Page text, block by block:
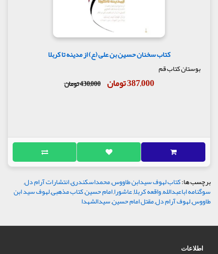
کتاب سخنان حسین بن علی (ع) از مدینه تا کربلا
بوستان کتاب قم
387,000 تومان 430,000 تومان
برچسب ها:کتاب لهوف سیدابن طاووس,محمداسکندری,انتشارات آرام دل,
سوگنامه اباعبدالله,واقعه کربلا,عاشورا,امام حسین,کتاب مذهبی,لهوف سید ابن
طاووس,لهوف آرام دل,مقتل امام حسین,سیدالشهدا
اطلاعات